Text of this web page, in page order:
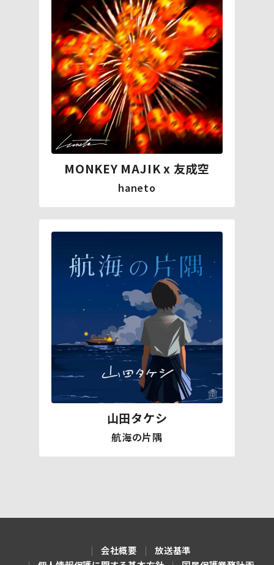
MONKEY MAJIK x 友成空
haneto
山田タケシ
航海の片隅
会社概要
放送基準